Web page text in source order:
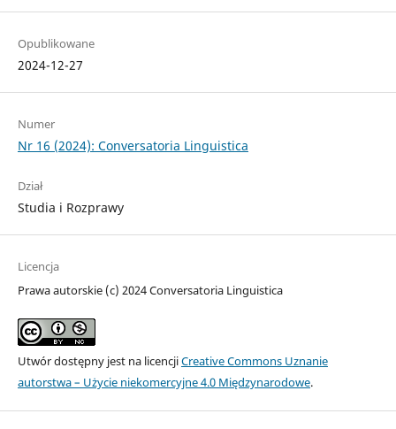
Opublikowane
2024-12-27
Numer
Nr 16 (2024): Conversatoria Linguistica
Dział
Studia i Rozprawy
Licencja
Prawa autorskie (c) 2024 Conversatoria Linguistica
Utwór dostępny jest na licencjiCreative Commons Uznanie
autorstwa – Użycie niekomercyjne 4.0 Międzynarodowe.